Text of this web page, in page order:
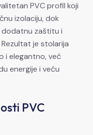
PVC profil koji
izolaciju, dok
dodatnu zaštitu i
je stolarija
i elegantno, već
energije i veću
PVC